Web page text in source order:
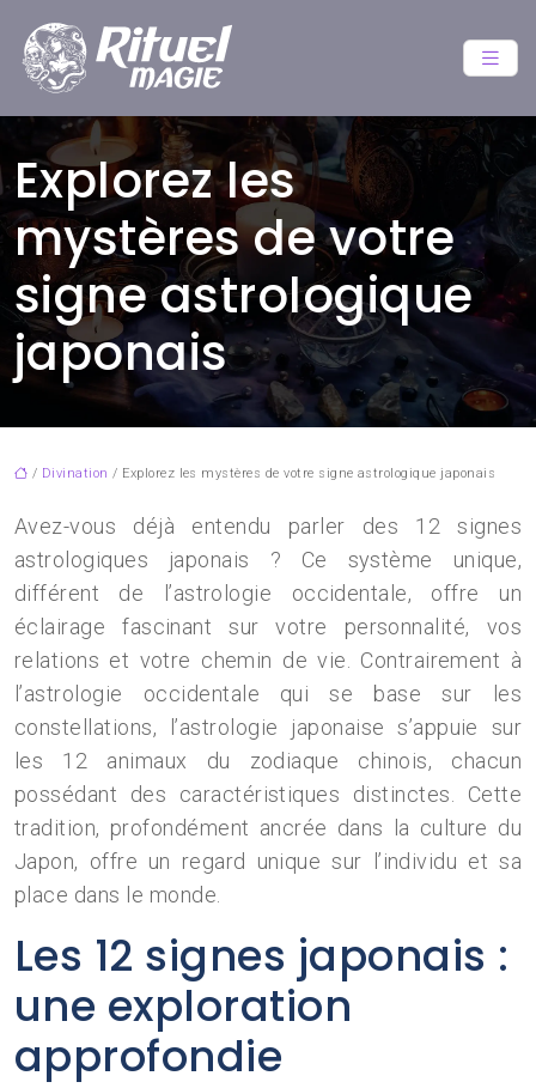
Explorez les
mystères de votre
signe astrologique
japonais
/ Divination / Explorez les mystères de votre signe astrologique japonais
Avez-vous déjà entendu parler des 12 signes
astrologiques japonais ? Ce système unique,
différent de l’astrologie occidentale, offre un
éclairage fascinant sur votre personnalité, vos
relations et votre chemin de vie. Contrairement à
l’astrologie occidentale qui se base sur les
constellations, l’astrologie japonaise s’appuie sur
les 12 animaux du zodiaque chinois, chacun
possédant des caractéristiques distinctes. Cette
tradition, profondément ancrée dans la culture du
Japon, offre un regard unique sur l’individu et sa
place dans le monde.
Les 12 signes japonais :
une exploration
approfondie